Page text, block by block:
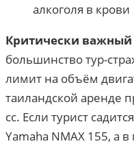
алкоголя в крови
Критически важный
большинство тур-
лимит на объём
таиландской аренде
cc. Если турист
Yamaha NMAX 155, а